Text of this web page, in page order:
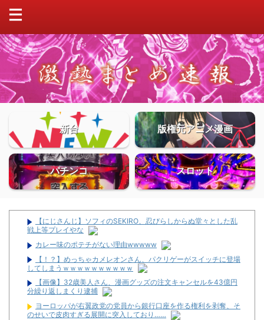
新台 版権元アニメ漫画
パチンコ スロット
【にじさんじ】ソフィのSEKIRO、忍びらしからぬ堂々とした乱
戦上等プレイやな
カレー味のポテチがない理由wwwww
【！？】めっちゃカメレオンさん、パクリゲーがスイッチに登場
してしまうｗｗｗｗｗｗｗｗｗｗ
【画像】32歳美人さん、漫画グッズの注文キャンセルを43億円
分繰り返しまくり逮捕
ヨーロッパが右翼政党の党員から銀行口座を作る権利を剥奪、そ
のせいで皮肉すぎる展開に突入しており……